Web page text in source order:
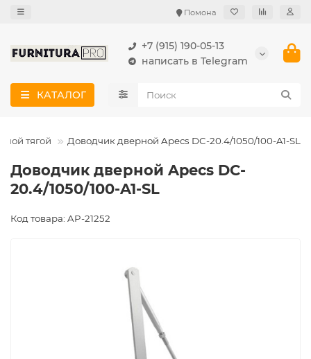
Помона
+7 (915) 190-05-13
написать в Telegram
КАТАЛОГ
тягой Доводчик дверной Apecs DC-20.4/1050/100-A1-SL
Доводчик дверной Apecs DC-
20.4/1050/100-A1-SL
Код товара: AP-21252